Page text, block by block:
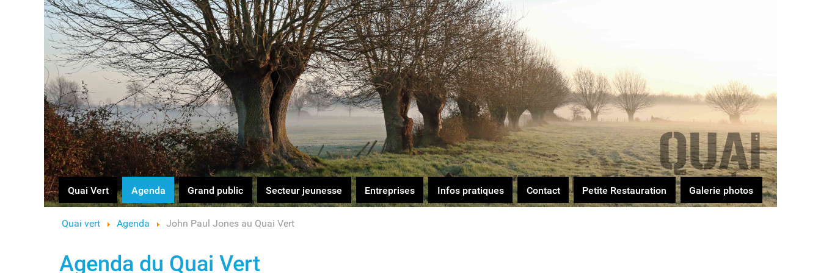
Logo
Quai Vert Agenda Grand public Secteur jeunesse Entreprises Infos pratiques Contact Petite Restauration Galerie photos
Quai vert Agenda John Paul Jones au Quai Vert
Agenda du Quai Vert